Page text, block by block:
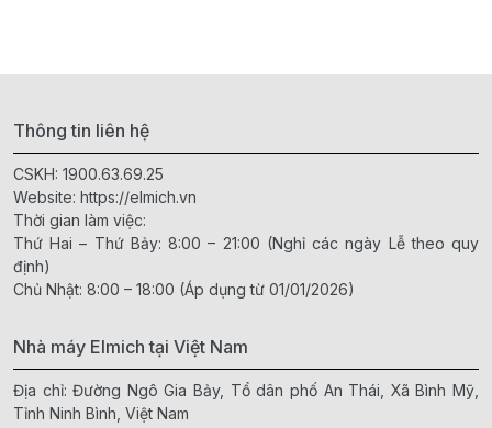
Thông tin liên hệ
CSKH: 1900.63.69.25
Website: https://elmich.vn
Thời gian làm việc:
Thứ Hai – Thứ Bảy: 8:00 – 21:00 (Nghỉ các ngày Lễ theo quy
định)
Chủ Nhật: 8:00 – 18:00 (Áp dụng từ 01/01/2026)
Nhà máy Elmich tại Việt Nam
Địa chỉ: Đường Ngô Gia Bảy, Tổ dân phố An Thái, Xã Bình Mỹ,
Tỉnh Ninh Bình, Việt Nam